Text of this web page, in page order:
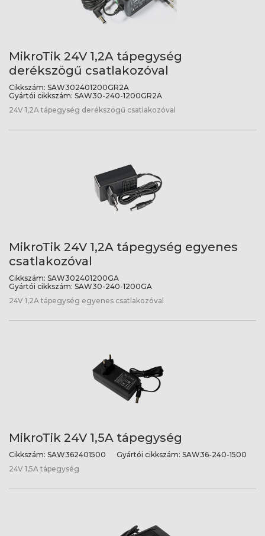
MikroTik 24V 1,2A tápegység
derékszögű csatlakozóval
Cikkszám: SAW302401200GR2A
Gyártói cikkszám: SAW30-240-1200GR2A
24V 1,2A tápegység derékszögű csatlakozóval
MikroTik 24V 1,2A tápegység egyenes
csatlakozóval
Cikkszám: SAW302401200GA
Gyártói cikkszám: SAW30-240-1200GA
24V 1,2A tápegység egyenes csatlakozóval
MikroTik 24V 1,5A tápegység
Cikkszám: SAW362401500 Gyártói cikkszám: SAW36-240-1500
24V 1,5A tápegység